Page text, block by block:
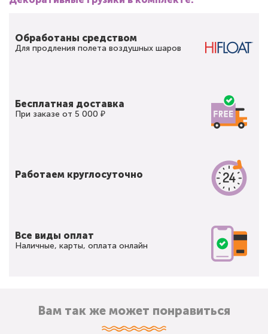
Обработаны средством
Для продления полета воздушных шаров
Бесплатная доставка
При заказе от 5 000 ₽
Работаем круглосуточно
Все виды оплат
Наличные, карты, оплата онлайн
Вам так же может понравиться